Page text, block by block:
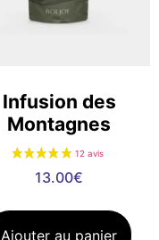
Infusion des
Montagnes
13.00€
Ajouter au panier